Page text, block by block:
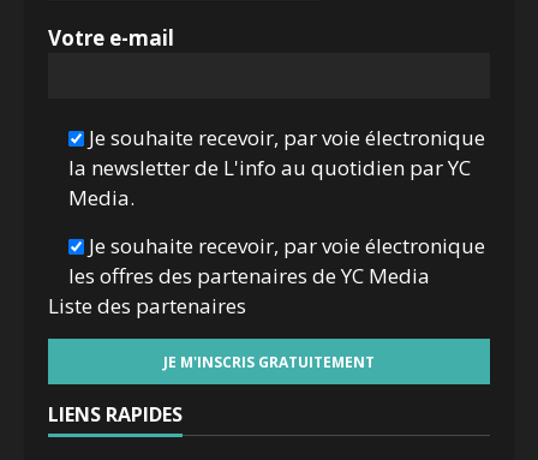
Votre e-mail
Je souhaite recevoir, par voie électronique
la newsletter de L'info au quotidien par YC
Media.
Je souhaite recevoir, par voie électronique
les offres des partenaires de YC Media
Liste des partenaires
LIENS RAPIDES